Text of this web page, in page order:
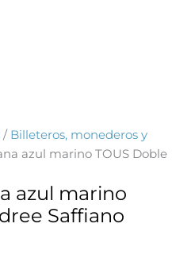
/ Billeteros, monederos y
azul marino TOUS Doble
azul marino
Saffiano